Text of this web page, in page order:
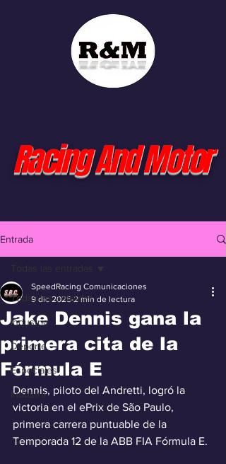
Racing And Motor
Entrada
Todas las entradas
Industria
Deporte
Especiales
Industra
Todas las entradas
Jake Dennis gana la
primera cita de la
Fórmula E
SpeedRacing Comunicaciones
9 dic 2025 2 min de lectura
Dennis, piloto del Andretti, logró la
victoria en el ePrix de São Paulo,
primera carrera puntuable de la
Temporada 12 de la ABB FIA Fórmula E.